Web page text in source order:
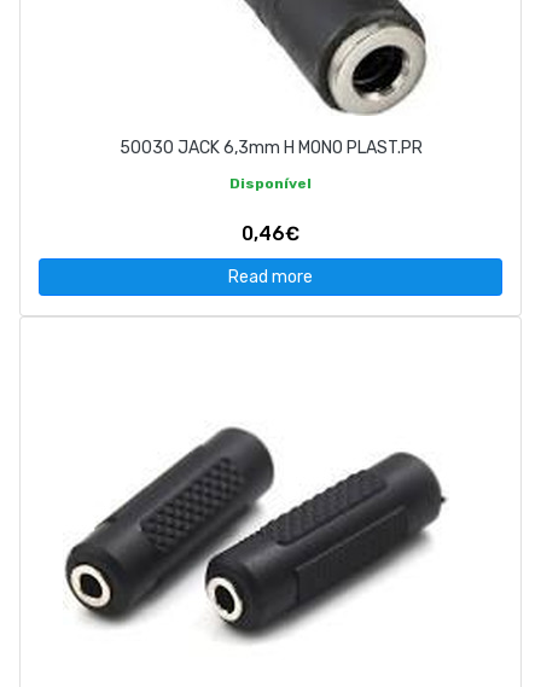
50030 JACK 6,3mm H MONO PLAST.PR
Disponível
0,46€
Read more